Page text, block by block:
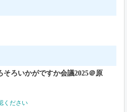
そろいかがですか会議2025＠原
ください